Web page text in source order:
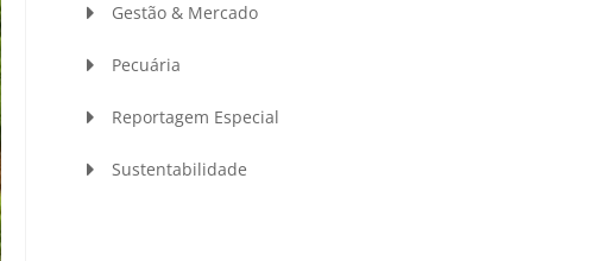
Gestão & Mercado
Pecuária
Reportagem Especial
Sustentabilidade